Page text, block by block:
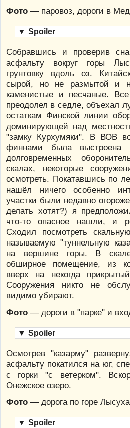
Фото — паровоз, дороги в
▼ Spoiler
Собравшись и проверив
асфальту вокруг горы
грунтовку вдоль оз.
сырой, но не размытой и
каменистые и песчаные.
преодолел в седле, объехал
остаткам Финской линии
доминирующей над
"замку Курхумяки". В ВОВ
финнами была выстроена
долговременных
скалах, некоторые
осмотреть. Покатавшись по
нашёл ничего особенно
участки были недавно
делать хотят?) я
что-то опасное нашли, и
Сходил посмотреть
называемую "туннельную
на вершине горы. В
обширное помещение, из
вверх на некогда
Сооружения никто не
видимо убирают.
Фото — дороги в "парке" и
▼ Spoiler
Осмотрев "казарму"
асфальту покатился на юг,
с горки "с ветерком".
Онежское озеро.
Фото — дорога по горе Лысуха
▼ Spoiler